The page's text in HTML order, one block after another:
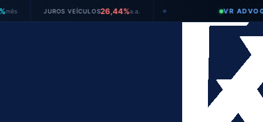
JUROS VEÍCULOS26,44%a.a. ● VR ADVOGADOS